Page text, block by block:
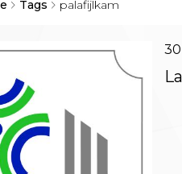
Tags palafijlkam
Policy
di Gara
sanitaria
30